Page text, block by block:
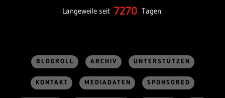
Langeweile seit 7270 Tagen.
BLOGROLL ARCHIV UNTERSTÜTZEN
KONTAKT MEDIADATEN SPONSORED